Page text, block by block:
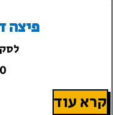
פיצה
לסקוב
קרא עוד